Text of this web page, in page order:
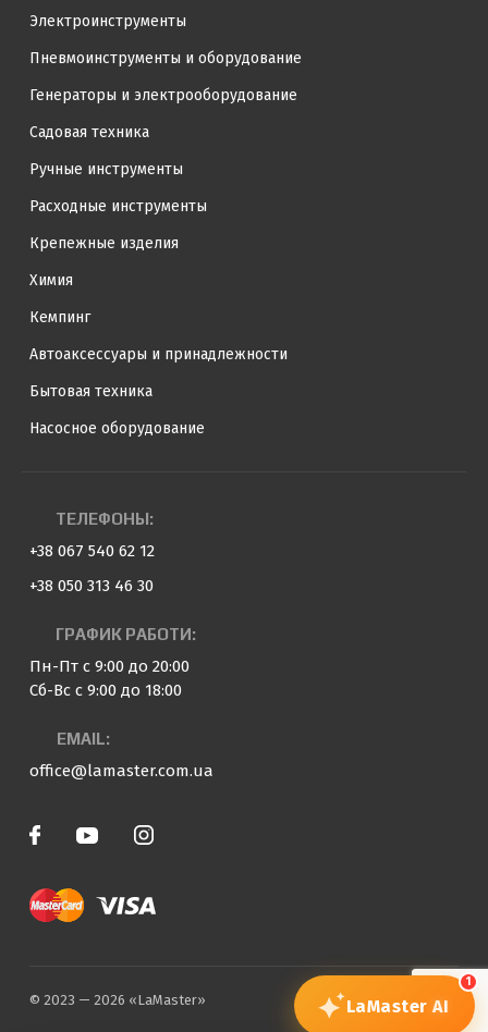
© 2023 — 2026 «LaMaster»
Электроинструменты
Пневмоинструменты и оборудование
Генераторы и электрооборудование
Садовая техника
Ручные инструменты
Расходные инструменты
Крепежные изделия
Химия
Кемпинг
Автоаксессуары и принадлежности
Бытовая техника
Насосное оборудование
ТЕЛЕФОНЫ:
+38 067 540 62 12
+38 050 313 46 30
ГРАФИК РАБОТИ:
Пн-Пт с 9:00 до 20:00
Сб-Вс с 9:00 до 18:00
EMAIL:
office@lamaster.com.ua
1
LaMaster AI